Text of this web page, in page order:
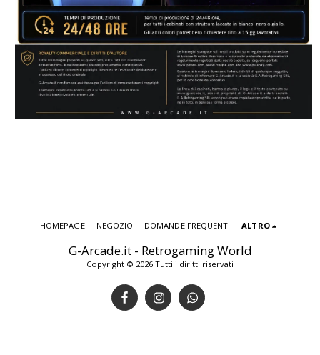
G-Arcade.it - Retrogaming World
Copyright © 2026 Tutti i diritti riservati
HOMEPAGE NEGOZIO DOMANDE FREQUENTI ALTRO